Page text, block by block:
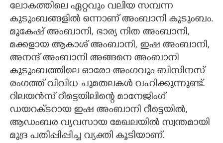
ലോകത്തിലെ ഏറ്റവും വലിയ സമ്പന്ന
കുടുംബങ്ങളിൽ ഒന്നാണ് അംബാനി കുടുംബം.
മുകേഷ് അംബാനി, ഭാര്യ നിത അംബാനി,
മക്കളായ ആകാശ് അംബാനി, ഇഷ അംബാനി,
അനന്ദ് അംബാനി അങ്ങനെ അംബാനി
കുടുംബത്തിലെ ഓരോ അംഗവും ബിസിനസ്
രംഗത്ത് വിവിധ ചുമതലകൾ വഹിക്കുന്നുണ്ട്.
റിലയൻസ് റീട്ടെയിലിന്റെ മാനേജിംഗ്
ഡയറക്‌ടറായ ഇഷ അംബാനി റീട്ടെയിൽ,
ആഡംബര വ്യവസായ മേഖലയിൽ സ്വന്തമായി
മുദ്ര പതിപ്പിപ്പിച്ച വ്യക്തി കൂടിയാണ്.